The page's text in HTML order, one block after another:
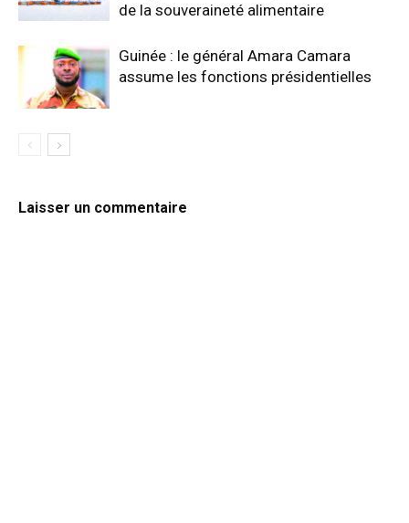
de la souveraineté alimentaire
Guinée : le général Amara Camara
assume les fonctions présidentielles
Laisser un commentaire